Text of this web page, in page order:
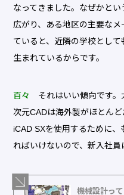
なってきました。なぜかと
広がり、ある地区の主要な
ていると、近隣の学校とし
生まれているからです。
百々
それはいい傾向です。
次元CADは海外製がほとん
iCAD SXを使用するために
ればいけないので、新入社員
機械設計っ